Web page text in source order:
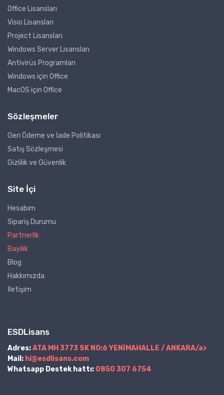
Office Lisansları
Visio Lisansları
Project Lisansları
Windows Server Lisansları
Antivirüs Programları
Windows için Office
MacOS için Office
Sözleşmeler
Geri Ödeme ve İade Politikası
Satış Sözleşmesi
Gizlilik ve Güvenlik
Site İçi
Hesabım
Sipariş Durumu
Partnerlik
Bayilik
Blog
Hakkımızda
İletişim
ESDLisans
Adres:ATA MH 3773 SK NO:6 YENİMAHALLE / ANKARA/a>
Mail: hi@esdlisans.com
Whatsapp Destek hattı: 0850 307 6754